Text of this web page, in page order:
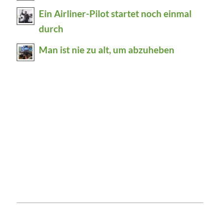
Ein Airliner-Pilot startet noch einmal
durch
Man ist nie zu alt, um abzuheben